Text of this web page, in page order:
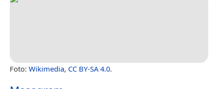
Foto: Wikimedia, CC BY-SA 4.0.